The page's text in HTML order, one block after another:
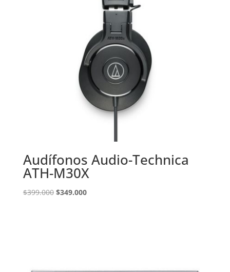
Audífonos Audio-Technica
ATH-M30X
$399.000 El
$349.000El